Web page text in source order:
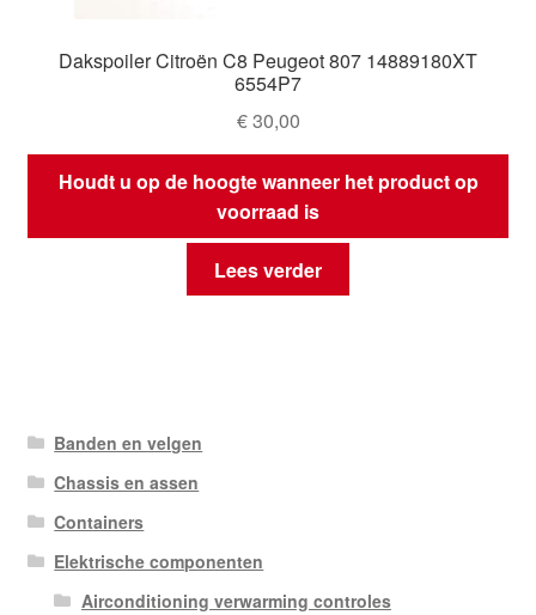
Dakspoiler Citroën C8 Peugeot 807 14889180XT
6554P7
€30,00
Houdt u op de hoogte wanneer het product op
voorraad is
Lees verder
Banden en velgen
Chassis en assen
Containers
Elektrische componenten
Airconditioning verwarming controles